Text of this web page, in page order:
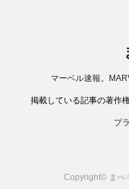
マーベル速報。
掲載している記事の著作
プ
Copyright© まべ